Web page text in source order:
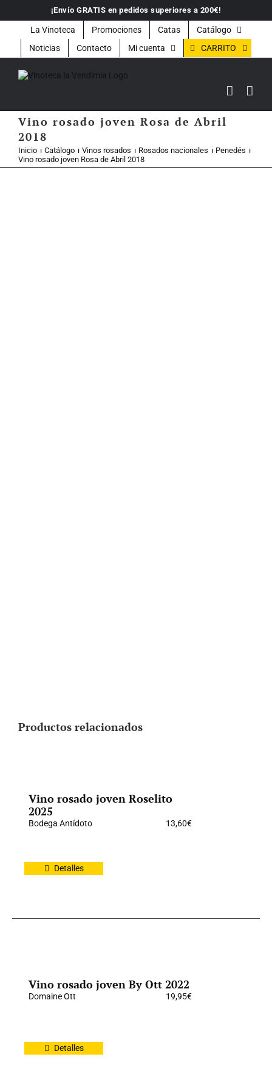
contenido
¡Envío GRATIS en pedidos superiores a 200€!
La Vinoteca Promociones Catas
Catálogo
Noticias
Contacto Mi cuenta CARRITO
Vino rosado joven Rosa de Abril
2018
Inicio Catálogo Vinos rosados Rosados nacionales
Penedés
Vino rosado joven Rosa de Abril 2018
Productos relacionados
Vino rosado joven Roselito
2025
Bodega Antídoto 13,60€
Detalles
Vino rosado joven By Ott 2022
Domaine Ott 19,95€
Detalles